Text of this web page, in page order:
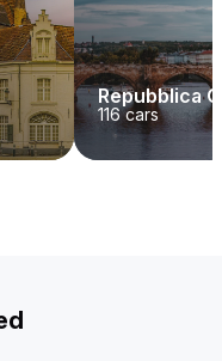
Repubblica
116cars